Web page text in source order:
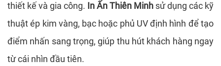
thiết kế và gia công. In Ấn Thiên Minh sử dụng các kỹ
thuật ép kim vàng, bạc hoặc phủ UV định hình để tạo
điểm nhấn sang trọng, giúp thu hút khách hàng ngay
từ cái nhìn đầu tiên.